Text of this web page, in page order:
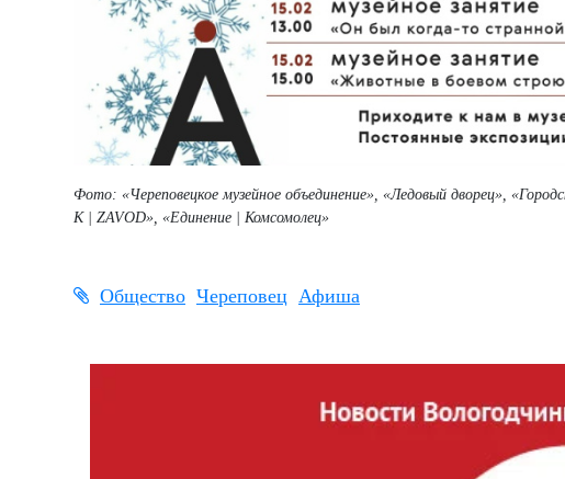
Фото: «Череповецкое музейное объединение», «Ледовый дворец»,
К | ZAVOD», «Единение | Комсомолец»
Общество Череповец Афиша